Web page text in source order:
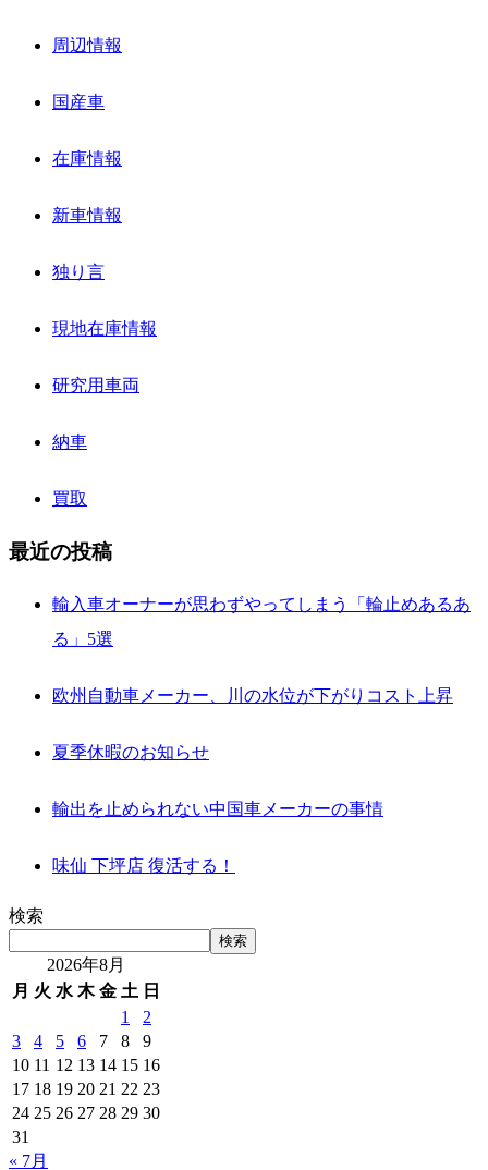
周辺情報
国産車
在庫情報
新車情報
独り言
現地在庫情報
研究用車両
納車
買取
最近の投稿
輸入車オーナーが思わずやってしまう「輪止めあるあ
る」5選
欧州自動車メーカー、川の水位が下がりコスト上昇
夏季休暇のお知らせ
輸出を止められない中国車メーカーの事情
味仙 下坪店 復活する！
検索
検索
2026年8月
月 火 水 木 金 土 日
1
2
3
4 5 6 7 8
9
10 11 12 13 14 15 16
17 18 19 20 21 22 23
24 25 26 27 28 29 30
31
« 7月